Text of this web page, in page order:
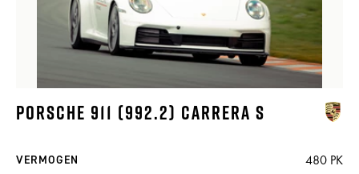
PORSCHE 911 (992.2) CARRERA S
VERMOGEN 480 PK